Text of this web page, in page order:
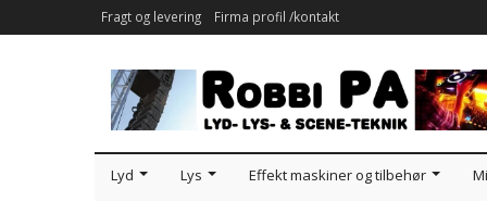
Fragt og levering Firma profil /kontakt
Lyd Lys Effekt maskiner og tilbehør